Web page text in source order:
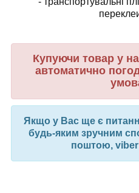
Купуючи товар у
автоматично
Якщо у Вас ще є
будь-яким зручним
поштою,